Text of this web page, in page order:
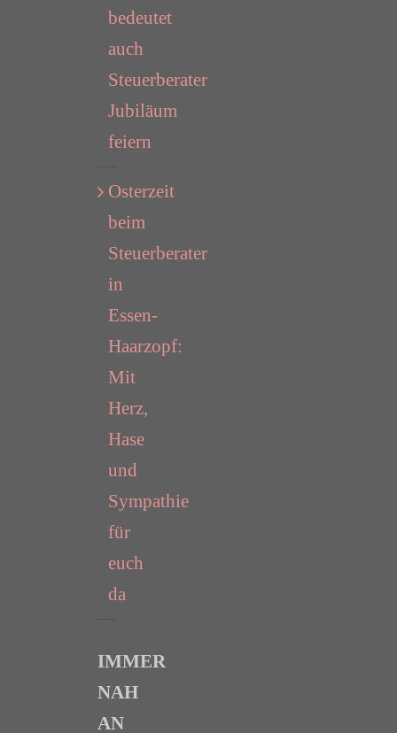
bedeutet
auch
Steuerberater
Jubiläum
feiern
Osterzeit
beim
Steuerberater
in
Essen-
Haarzopf:
Mit
Herz,
Hase
und
Sympathie
für
euch
da
IMMER
NAH
AN